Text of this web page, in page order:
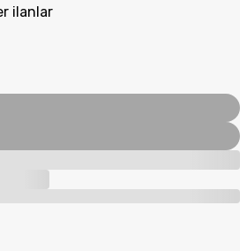
ilanlar